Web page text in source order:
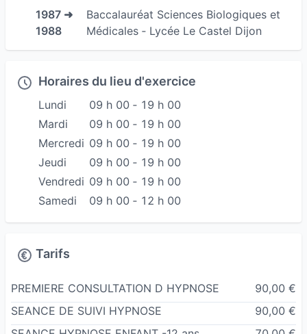
d'équipes d'interventions d'urgences médicales.
En outre, il est diplômé en sciences biologiques
ainsi qu'en génie biologique et médical, référent
régulièrement intervenu avec des équipes
médicales pour des missions d'assistance à
victimes en véhicules ambulances ASSU,
notamment sur circuit automobile pour les
accidents à haute vitesse et pour le Samu 21
1987 ➜
1988
Baccalauréat Sciences Biologiques et
Médicales ‐ Lycée Le Castel Dijon
Horaires du lieu d'exercice
Lundi
09 h 00 ‐ 19 h 00
Mardi
09 h 00 ‐ 19 h 00
Mercredi 09 h 00 ‐ 19 h 00
Jeudi
09 h 00 ‐ 19 h 00
Vendredi 09 h 00 ‐ 19 h 00
Samedi
09 h 00 ‐ 12 h 00
Tarifs
PREMIERE CONSULTATION D HYPNOSE
90,00 €
SEANCE DE SUIVI HYPNOSE
90,00 €